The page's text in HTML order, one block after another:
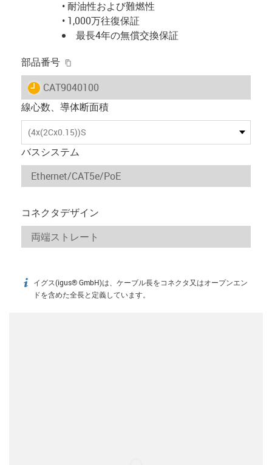
• 耐油性および難燃性
• 1,000万往復保証
最長4年の無償交換保証
部品番号
igus-icon-lieferzeit
CAT9040100
線心数、導体断面積
(4x(2Cx0.15))S
バスシステム
コネクタデザイン
igus-icon-info
イグス(igus® GmbH)は、ケーブル長をコネクタ又はオープンエン
ドを含めた全長と定義しています。